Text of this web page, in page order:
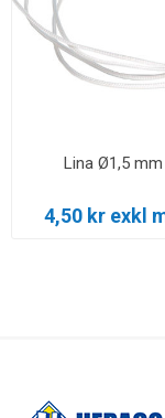
Lina Ø1,5
4,50 kr exkl